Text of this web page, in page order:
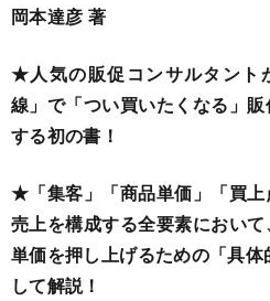
岡本達彦 著
★人気の販促コンサルタント
線」で「つい買いたくなる」
する初の書！
★「集客」「商品単価」「買上
売上を構成する全要素において
単価を押し上げるための「具
して解説！